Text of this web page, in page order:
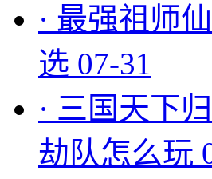
· 最强祖师
选 07-31
· 三国天下
劫队怎么玩